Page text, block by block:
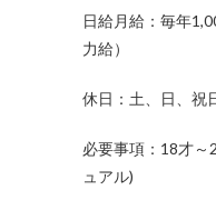
日給月給：毎年
力給）
休日：土、日、祝
必要事項：18才～
ュアル)